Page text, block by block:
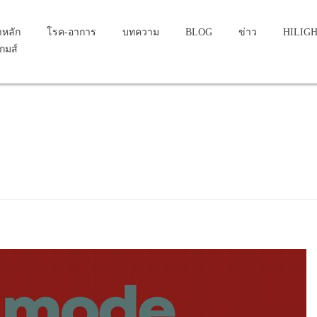
ลัก โรค-อาการ บทความ BLOG ข่าว
มส์